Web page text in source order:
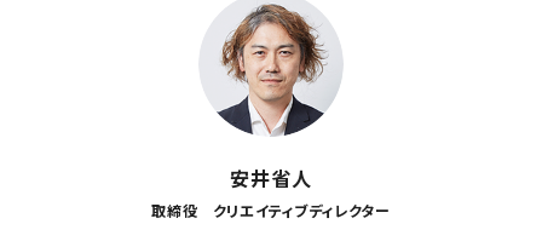
安井省人
取締役 クリエイティブディレクター